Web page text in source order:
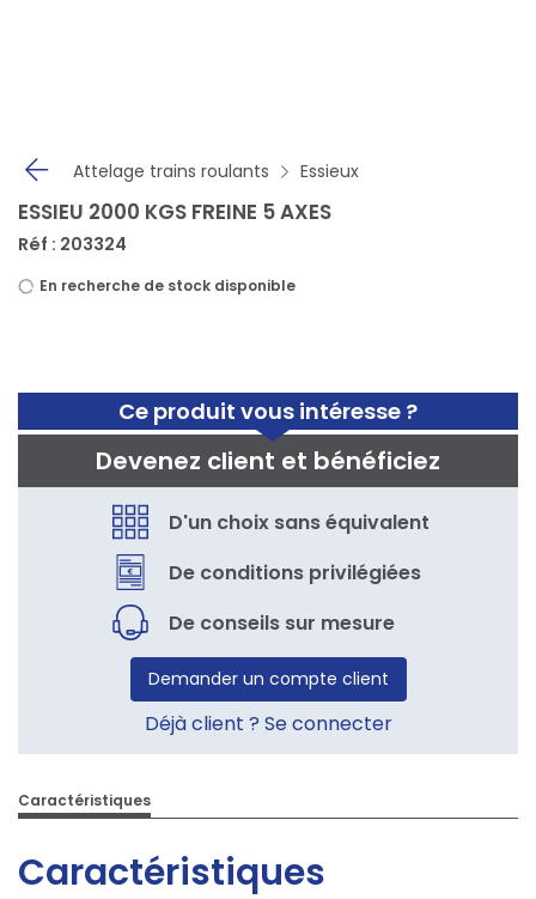
Attelage trains roulants Essieux
Ce produit vous intéresse ?
Devenez client et bénéficiez
D'un choix sans équivalent
De conditions privilégiées
De conseils sur mesure
Demander un compte client
Déjà client ? Se connecter
ESSIEU 2000 KGS FREINE 5 AXES
Réf : 203324
En recherche de stock disponible
Caractéristiques
Caractéristiques